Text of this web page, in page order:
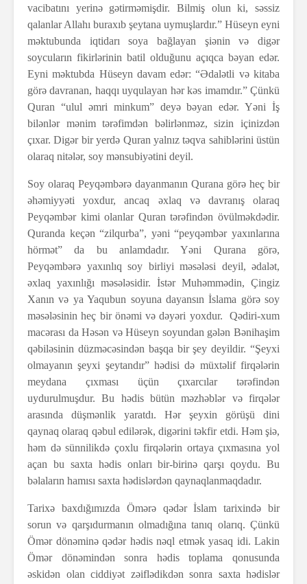
vacibatını yerinə gətirməmişdir. Bilmiş olun ki, səssiz
qalanlar Allahı buraxıb şeytana uymuşlardır.” Hüseyn eyni
məktubunda iqtidarı soya bağlayan şiənin və digər
soycuların fikirlərinin batil olduğunu açıqca bəyan edər.
Eyni məktubda Hüseyn davam edər: “Ədalətli və kitaba
görə davranan, haqqı uyqulayan hər kəs imamdır.”Çünkü
Quran “ulul əmri minkum” deyə bəyan edər. Yəni İş
bilənlər mənim tərəfimdən bəlirlənməz, sizin içinizdən
çıxar. Digər bir yerdə Quran yalnız təqva sahiblərini üstün
olaraq nitələr, soy mənsubiyətini deyil.
Soy olaraq Peyqəmbərə dayanmanın Qurana görə heç bir
əhəmiyyəti yoxdur, ancaq əxlaq və davranış olaraq
Peyqəmbər kimi olanlar Quran tərəfindən övülməkdədir.
Quranda keçən “zilqurba”, yəni “peyqəmbər yaxınlarına
hörmət” da bu anlamdadır. Yəni Qurana görə,
Peyqəmbərə yaxınlıq soy birliyi məsələsi deyil, ədalət,
əxlaq yaxınlığı məsələsidir. İstər Muhəmmədin, Çingiz
Xanın və ya Yaqubun soyuna dayansın İslama görə soy
məsələsinin heç bir önəmi və dəyəri yoxdur. Qədiri-xum
macərası da Həsən və Hüseyn soyundan gələn Bənihaşim
qəbiləsinin düzməcəsindən başqa bir şey deyildir. “Şeyxi
olmayanın şeyxi şeytandır” hədisi də müxtəlif firqələrin
meydana çıxması üçün çıxarcılar tərəfindən
uydurulmuşdur. Bu hədis bütün məzhəblər və firqələr
arasında düşmənlik yaratdı. Hər şeyxin görüşü dini
qaynaq olaraq qəbul edilərək, digərini təkfir etdi. Həm şiə,
həm də sünnilikdə çoxlu firqələrin ortaya çıxmasına yol
açan bu saxta hədis onları bir-birinə qarşı qoydu. Bu
bəlaların hamısı saxta hədislərdən qaynaqlanmaqdadır.
Tarixə baxdığımızda Ömərə qədər İslam tarixində bir
sorun və qarşıdurmanın olmadığına tanıq olarıq. Çünkü
Ömər dönəminə qədər hədis nəql etmək yasaq idi. Lakin
Ömər dönəmindən sonra hədis toplama qonusunda
əskidən olan ciddiyət zəiflədikdən sonra saxta hədislər